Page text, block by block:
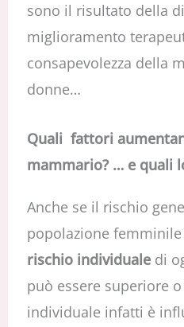
sono il risultato della
miglioramento
consapevolezza della
donne…
Quali fattori
mammario? … e quali
Anche se il rischio
popolazione
rischio individualedi
può essere superiore
individuale infatti è